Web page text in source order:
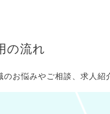
の流れ
お悩みやご相談、求人